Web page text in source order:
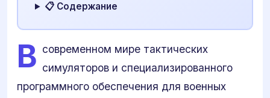
📋 Содержание
В современном мире тактических
симуляторов и специализированного
программного обеспечения для военных